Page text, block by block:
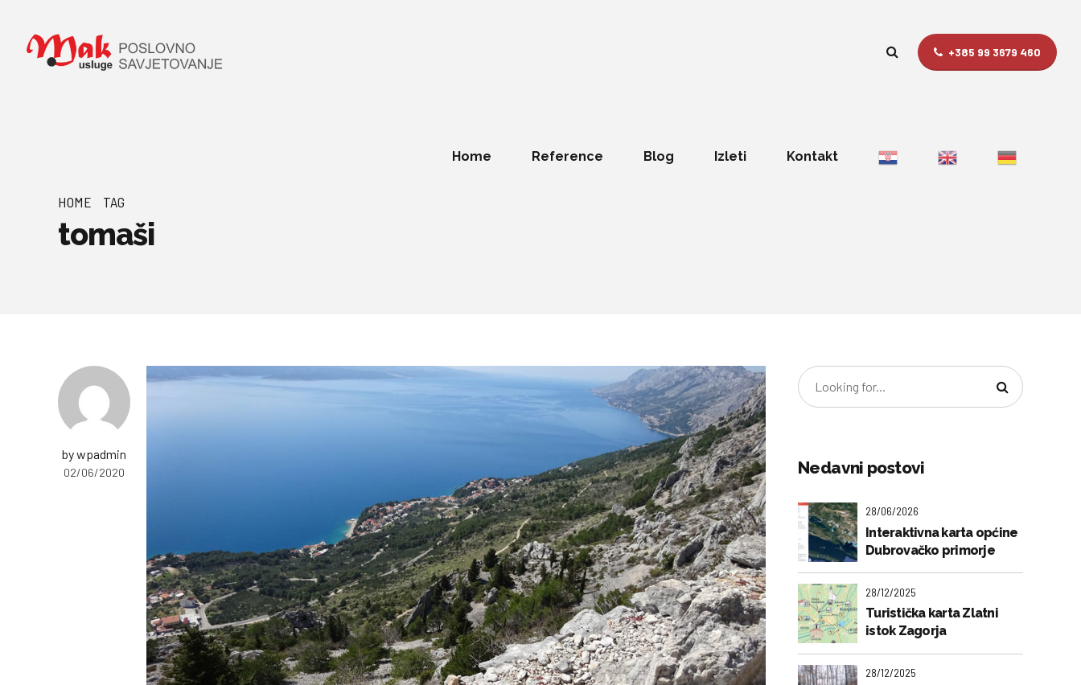
+385 99 3679 460
Home Reference Blog Izleti Kontakt
HOME TAG
tomaši
by wpadmin
02/06/2020 Nedavni postovi
28/06/2026
Interaktivna karta općine
Dubrovačko primorje
28/12/2025
Turistička karta Zlatni
istok Zagorja
28/12/2025